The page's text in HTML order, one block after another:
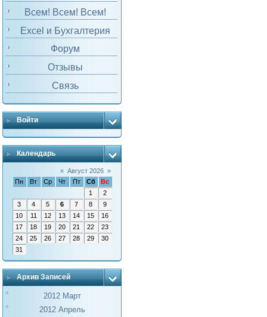
Всем! Всем! Всем!
Excel и Бухгалтерия
Форум
Отзывы
Связь
Войти
Календарь
« Август 2026 »
Пн
Вт Ср Чт Пт Сб
Вс
1
2
3
4 5 6 7 8
9
10
11 12 13 14 15
16
17
18 19 20 21 22
23
24
25 26 27 28 29
30
31
Архив Записей
2012 Март
2012 Апрель